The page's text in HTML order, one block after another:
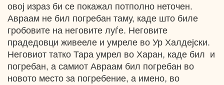
овој израз би се покажал потполно неточен.
Авраам не бил погребан таму, каде што биле
гробовите на неговите луѓе. Неговите
прадедовци живееле и умреле во Ур Халдејски.
Неговиот татко Тара умрел во Харан, каде бил и
погребан, а самиот Авраам бил погребан во
новото место за погребение, a имено, во